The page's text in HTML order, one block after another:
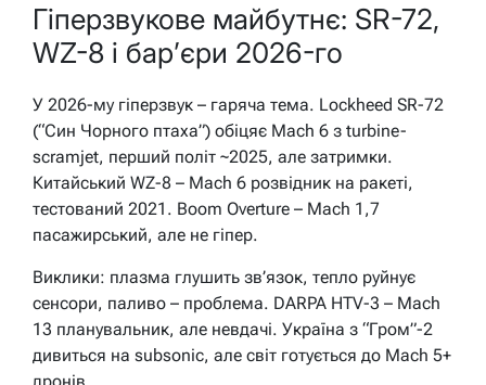
Гіперзвукове майбутнє: SR-72,
WZ-8 і бар’єри 2026-го
У 2026-му гіперзвук – гаряча тема. Lockheed SR-72
(“Син Чорного птаха”) обіцяє Mach 6 з turbine-
scramjet, перший політ ~2025, але затримки.
Китайський WZ-8 – Mach 6 розвідник на ракеті,
тестований 2021. Boom Overture – Mach 1,7
пасажирський, але не гіпер.
Виклики: плазма глушить зв’язок, тепло руйнує
сенсори, паливо – проблема. DARPA HTV-3 – Mach
13 планувальник, але невдачі. Україна з “Гром”-2
дивиться на subsonic, але світ готується до Mach 5+